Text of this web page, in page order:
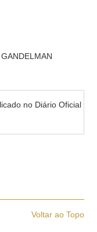
no Diário Oficial
Voltar ao Topo